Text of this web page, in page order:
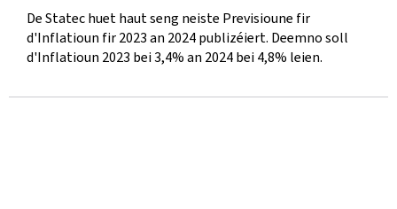
De Statec huet haut seng neiste Previsioune fir
d'Inflatioun fir 2023 an 2024 publizéiert. Deemno soll
d'Inflatioun 2023 bei 3,4% an 2024 bei 4,8% leien.